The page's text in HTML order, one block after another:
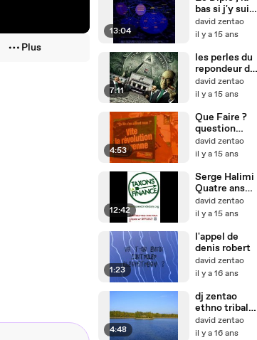
Plus
13:04
bas si j'y suis ;
" Serge
HALIMI
JUNTES
CIVILES "
david zentao
il y a 15 ans
7:11
les perles du
repondeur de
labas si jy suis
" bankster "
david zentao
il y a 15 ans
4:53
Que Faire ?
question
posée par
François
Jacques
Généreux à la
fête de
l'Huma !
david zentao
il y a 15 ans
12:42
Serge Halimi
Quatre ans
après Lediplo
labassijysuis
david zentao
il y a 15 ans
1:23
l'appel de
denis robert
david zentao
il y a 16 ans
4:48
dj zentao
ethno tribal
electro
source
david zentao
il y a 16 ans